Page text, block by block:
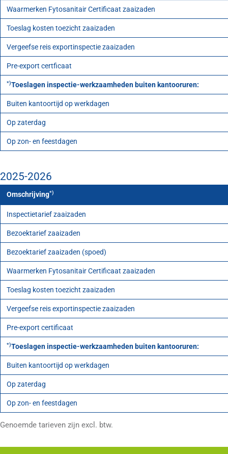
Waarmerken Fytosanitair Certificaat zaaizaden
Toeslag kosten toezicht zaaizaden
Vergeefse reis exportinspectie zaaizaden
Pre-export certficaat
*)Toeslagen inspectie-werkzaamheden buiten kantooruren:
Buiten kantoortijd op werkdagen
Op zaterdag
Op zon- en feestdagen
2025-2026
Omschrijving*)
Inspectietarief zaaizaden
Bezoektarief zaaizaden
Bezoektarief zaaizaden (spoed)
Waarmerken Fytosanitair Certificaat zaaizaden
Toeslag kosten toezicht zaaizaden
Vergeefse reis exportinspectie zaaizaden
Pre-export certificaat
*)Toeslagen inspectie-werkzaamheden buiten kantooruren:
Buiten kantoortijd op werkdagen
Op zaterdag
Op zon- en feestdagen
Genoemde tarieven zijn excl. btw.